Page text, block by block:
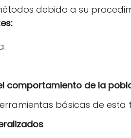
debido a su
comportamiento de la
básicas de esta
.